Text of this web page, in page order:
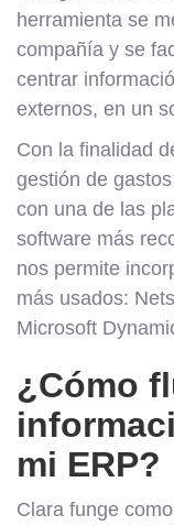
herramienta se
compañía y se
centrar
externos, en un
Con la finalidad
gestión de
con una de las
software más
nos permite
más usados:
Microsoft
¿Cómo
mi ERP?
Clara funge